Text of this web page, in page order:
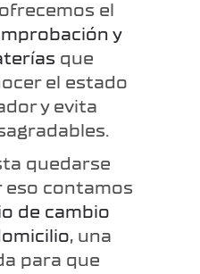
el
y
que
el estado
y evita
quedarse
eso contamos
de cambio
, una
para que